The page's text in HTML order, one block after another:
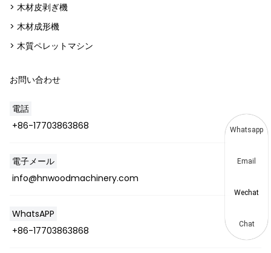
> 木材皮剥ぎ機
> 木材成形機
> 木質ペレットマシン
お問い合わせ
電話
+86-17703863868
電子メール
info@hnwoodmachinery.com
WhatsAPP
+86-17703863868
Whatsapp
Email
Wechat
Chat